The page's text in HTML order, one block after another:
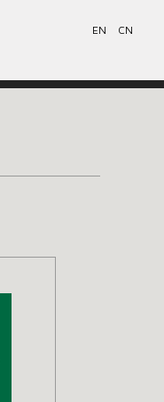
EN CN